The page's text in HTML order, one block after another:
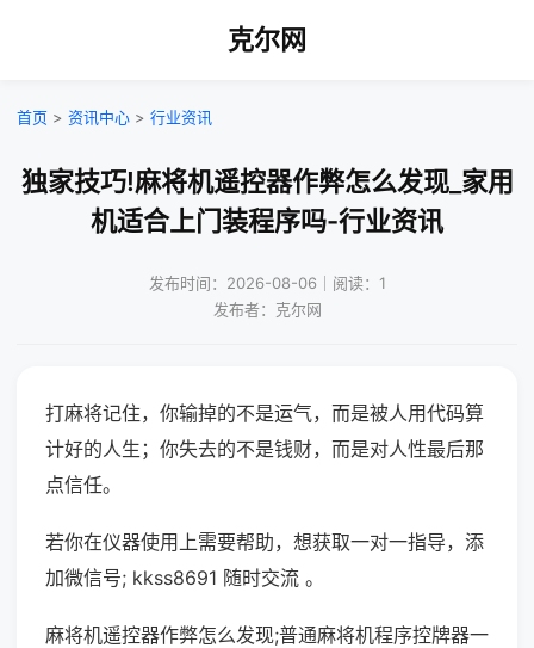
克尔网
首页 > 资讯中心 > 行业资讯
独家技巧!麻将机遥控器作弊怎么发现_家用
机适合上门装程序吗-行业资讯
发布时间：2026-08-06｜阅读：1
发布者：克尔网
打麻将记住，你输掉的不是运气，而是被人用代码算
计好的人生；你失去的不是钱财，而是对人性最后那
点信任。
若你在仪器使用上需要帮助，想获取一对一指导，添
加微信号; kkss8691 随时交流 。
麻将机遥控器作弊怎么发现;普通麻将机程序控牌器一